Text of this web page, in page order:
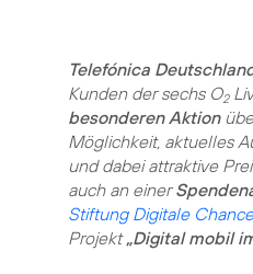
Telefónica
Kunden der sechs O2
besonderen Aktion
Möglichkeit, aktuelles
und dabei attraktive
auch an einer
Stiftung Digitale
Projekt„Digital mobil